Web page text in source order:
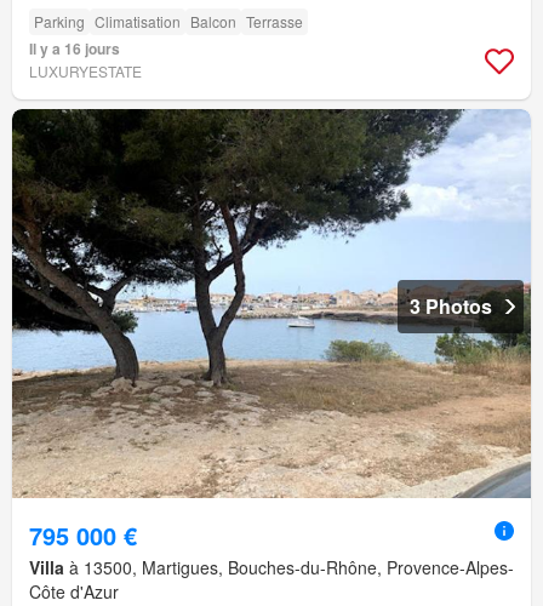
Parking Climatisation Balcon Terrasse
Il y a 16 jours
LUXURYESTATE
3 Photos
795 000 €
Villa à 13500, Martigues, Bouches-du-Rhône, Provence-Alpes-
Côte d'Azur